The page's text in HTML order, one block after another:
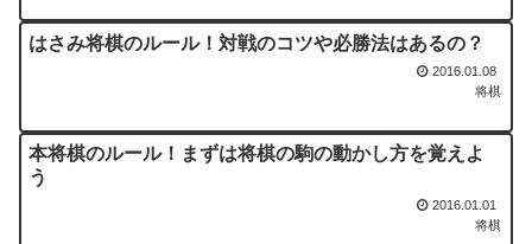
はさみ将棋のルール！対戦のコツや必勝法はあるの？
2016.01.08
将棋
本将棋のルール！まずは将棋の駒の動かし方を覚えよ
う
2016.01.01
将棋